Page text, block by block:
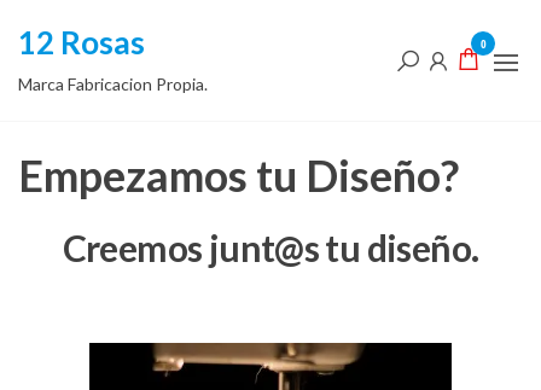
12 Rosas
Marca Fabricacion Propia.
0
Empezamos tu Diseño?
Creemos junt@s tu diseño.